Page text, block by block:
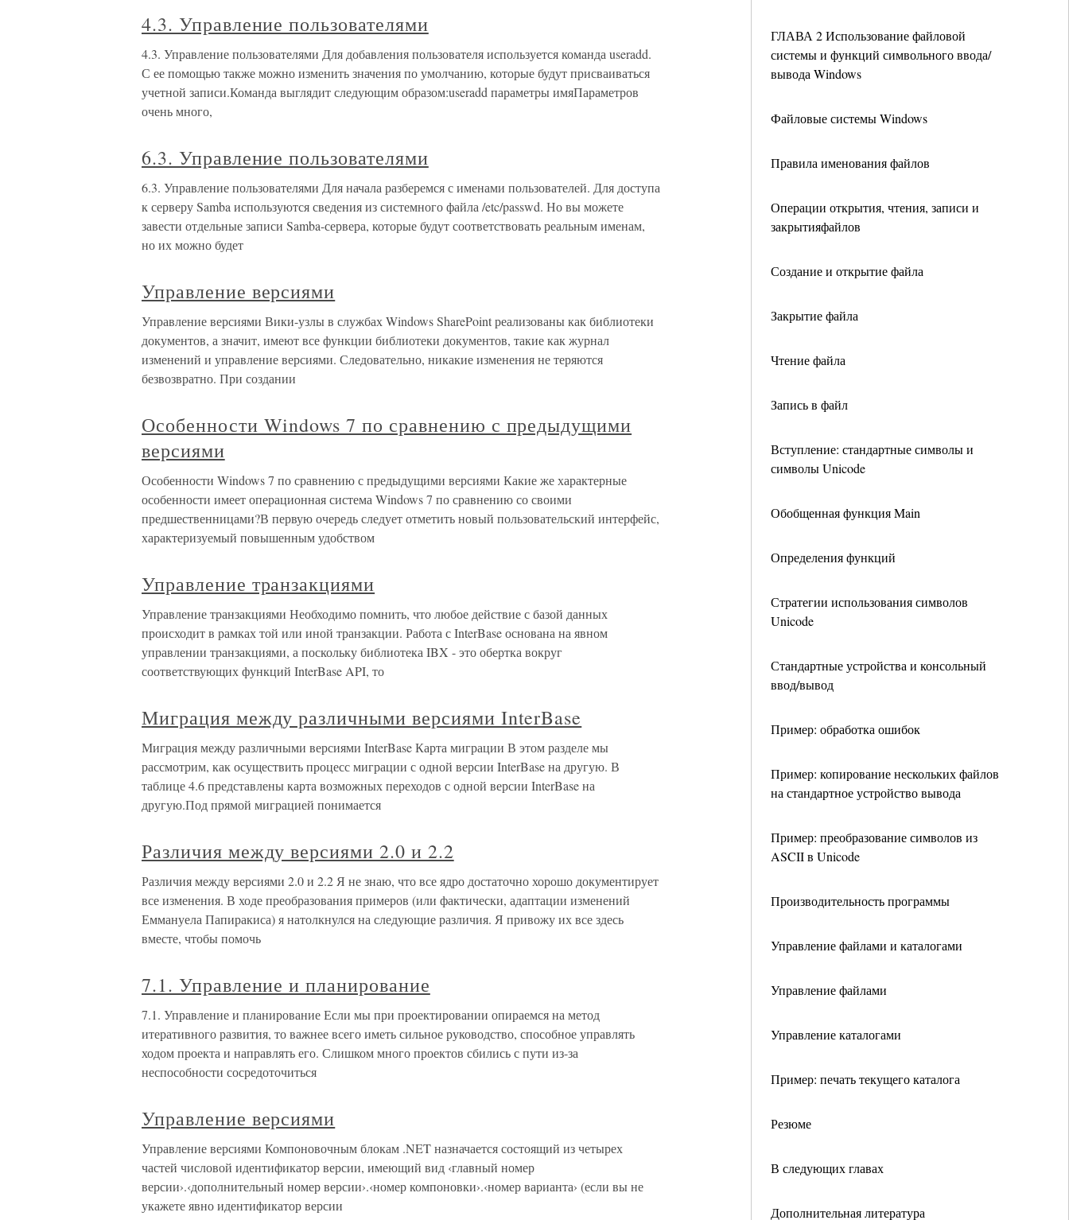
ГЛАВА 2 Использование файловой
системы и функций символьного ввода/
вывода Windows
Файловые системы Windows
Правила именования файлов
Операции открытия, чтения, записи и
закрытияфайлов
Создание и открытие файла
Закрытие файла
Чтение файла
Запись в файл
Вступление: стандартные символы и
символы Unicode
Обобщенная функция Main
Определения функций
Стратегии использования символов
Unicode
Стандартные устройства и консольный
ввод/вывод
Пример: обработка ошибок
Пример: копирование нескольких файлов
на стандартное устройство вывода
Пример: преобразование символов из
ASCII в Unicode
Производительность программы
Управление файлами и каталогами
Управление файлами
Управление каталогами
Пример: печать текущего каталога
Резюме
В следующих главах
Дополнительная литература
4.3. Управление пользователями
4.3. Управление пользователями Для добавления пользователя используется команда useradd.
С ее помощью также можно изменить значения по умолчанию, которые будут присваиваться
учетной записи.Команда выглядит следующим образом:useradd параметры имяПараметров
очень много,
6.3. Управление пользователями
6.3. Управление пользователями Для начала разберемся с именами пользователей. Для доступа
к серверу Samba используются сведения из системного файла /etc/passwd. Но вы можете
завести отдельные записи Samba-сервера, которые будут соответствовать реальным именам,
но их можно будет
Управление версиями
Управление версиями Вики-узлы в службах Windows SharePoint реализованы как библиотеки
документов, а значит, имеют все функции библиотеки документов, такие как журнал
изменений и управление версиями. Следовательно, никакие изменения не теряются
безвозвратно. При создании
Особенности Windows 7 по сравнению с предыдущими
версиями
Особенности Windows 7 по сравнению с предыдущими версиями Какие же характерные
особенности имеет операционная система Windows 7 по сравнению со своими
предшественницами?В первую очередь следует отметить новый пользовательский интерфейс,
характеризуемый повышенным удобством
Управление транзакциями
Управление транзакциями Необходимо помнить, что любое действие с базой данных
происходит в рамках той или иной транзакции. Работа с InterBase основана на явном
управлении транзакциями, а поскольку библиотека IBX - это обертка вокруг
соответствующих функций InterBase API, то
Миграция между различными версиями InterBase
Миграция между различными версиями InterBase Карта миграции В этом разделе мы
рассмотрим, как осуществить процесс миграции с одной версии InterBase на другую. В
таблице 4.6 представлены карта возможных переходов с одной версии InterBase на
другую.Под прямой миграцией понимается
Различия между версиями 2.0 и 2.2
Различия между версиями 2.0 и 2.2 Я не знаю, что все ядро достаточно хорошо документирует
все изменения. В ходе преобразования примеров (или фактически, адаптации изменений
Еммануела Папиракиса) я натолкнулся на следующие различия. Я привожу их все здесь
вместе, чтобы помочь
7.1. Управление и планирование
7.1. Управление и планирование Если мы при проектировании опираемся на метод
итеративного развития, то важнее всего иметь сильное руководство, способное управлять
ходом проекта и направлять его. Слишком много проектов сбились с пути из-за
неспособности сосредоточиться
Управление версиями
Управление версиями Компоновочным блокам .NET назначается состоящий из четырех
частей числовой идентификатор версии, имеющий вид ‹главный номер
версии›.‹дополнительный номер версии›.‹номер компоновки›.‹номер варианта› (если вы не
укажете явно идентификатор версии